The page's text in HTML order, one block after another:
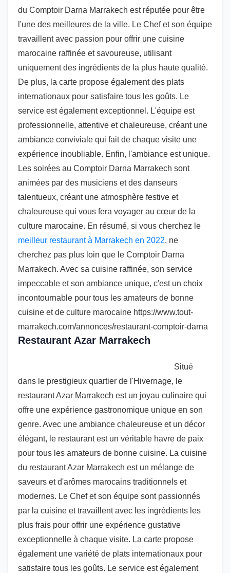
du Comptoir Darna Marrakech est réputée pour être
l'une des meilleures de la ville. Le Chef et son équipe
travaillent avec passion pour offrir une cuisine
marocaine raffinée et savoureuse, utilisant
uniquement des ingrédients de la plus haute qualité.
De plus, la carte propose également des plats
internationaux pour satisfaire tous les goûts. Le
service est également exceptionnel. L'équipe est
professionnelle, attentive et chaleureuse, créant une
ambiance conviviale qui fait de chaque visite une
expérience inoubliable. Enfin, l'ambiance est unique.
Les soirées au Comptoir Darna Marrakech sont
animées par des musiciens et des danseurs
talentueux, créant une atmosphère festive et
chaleureuse qui vous fera voyager au cœur de la
culture marocaine. En résumé, si vous cherchez le
meilleur restaurant à Marrakech en 2022, ne
cherchez pas plus loin que le Comptoir Darna
Marrakech. Avec sa cuisine raffinée, son service
impeccable et son ambiance unique, c'est un choix
incontournable pour tous les amateurs de bonne
cuisine et de culture marocaine https://www.tout-
marrakech.com/annonces/restaurant-comptoir-darna
Restaurant Azar Marrakech
Situé
dans le prestigieux quartier de l'Hivernage, le
restaurant Azar Marrakech est un joyau culinaire qui
offre une expérience gastronomique unique en son
genre. Avec une ambiance chaleureuse et un décor
élégant, le restaurant est un véritable havre de paix
pour tous les amateurs de bonne cuisine. La cuisine
du restaurant Azar Marrakech est un mélange de
saveurs et d'arômes marocains traditionnels et
modernes. Le Chef et son équipe sont passionnés
par la cuisine et travaillent avec les ingrédients les
plus frais pour offrir une expérience gustative
exceptionnelle à chaque visite. La carte propose
également une variété de plats internationaux pour
satisfaire tous les goûts. Le service est également